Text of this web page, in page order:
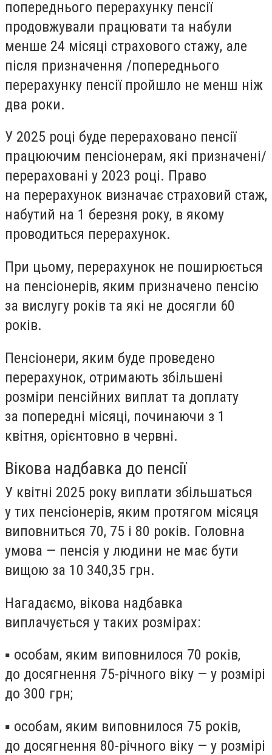
попереднього перерахунку пенсії
продовжували працювати та набули
менше 24 місяці страхового стажу, але
після призначення /попереднього
перерахунку пенсії пройшло не менш ніж
два роки.
У 2025 році буде перераховано пенсії
працюючим пенсіонерам, які призначені/
перераховані у 2023 році. Право
на перерахунок визначає страховий стаж,
набутий на 1 березня року, в якому
проводиться перерахунок.
При цьому, перерахунок не поширюється
на пенсіонерів, яким призначено пенсію
за вислугу років та які не досягли 60
років.
Пенсіонери, яким буде проведено
перерахунок, отримають збільшені
розміри пенсійних виплат та доплату
за попередні місяці, починаючи з 1
квітня, орієнтовно в червні.
Вікова надбавка до пенсії
У квітні 2025 року виплати збільшаться
у тих пенсіонерів, яким протягом місяця
виповниться 70, 75 і 80 років. Головна
умова — пенсія у людини не має бути
вищою за 10 340,35 грн.
Нагадаємо, вікова надбавка
виплачується у таких розмірах:
▪ особам, яким виповнилося 70 років,
до досягнення 75-річного віку — у розмірі
до 300 грн;
▪ особам, яким виповнилося 75 років,
до досягнення 80-річного віку — у розмірі